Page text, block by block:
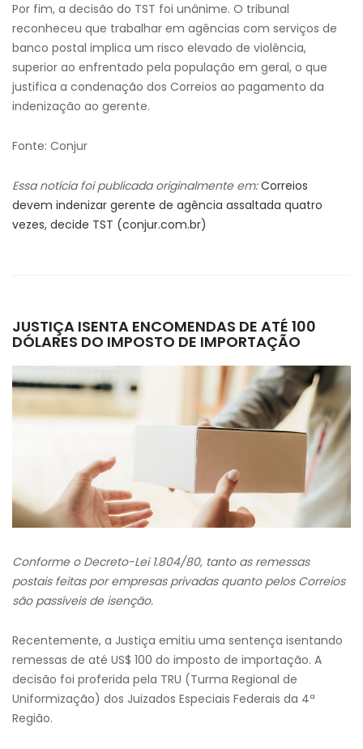
Por fim, a decisão do TST foi unânime. O tribunal
reconheceu que trabalhar em agências com serviços de
banco postal implica um risco elevado de violência,
superior ao enfrentado pela população em geral, o que
justifica a condenação dos Correios ao pagamento da
indenização ao gerente.
Fonte: Conjur
Essa notícia foi publicada originalmente em: Correios
devem indenizar gerente de agência assaltada quatro
vezes, decide TST (conjur.com.br)
JUSTIÇA ISENTA ENCOMENDAS DE ATÉ 100
DÓLARES DO IMPOSTO DE IMPORTAÇÃO
Conforme o Decreto-Lei 1.804/80, tanto as remessas
postais feitas por empresas privadas quanto pelos Correios
são passíveis de isenção.
Recentemente, a Justiça emitiu uma sentença isentando
remessas de até US$ 100 do imposto de importação. A
decisão foi proferida pela TRU (Turma Regional de
Uniformização) dos Juizados Especiais Federais da 4ª
Região.